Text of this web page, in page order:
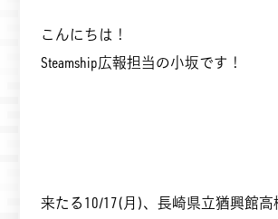
こんにちは！
Steamship広報担当の小坂です！
来たる10/17(月)、長崎県立猶興館高